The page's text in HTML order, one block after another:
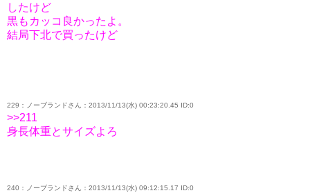
したけど
黒もカッコ良かったよ。
結局下北で買ったけど
229：ノーブランドさん：2013/11/13(水) 00:23:20.45 ID:0
>>211
身長体重とサイズよろ
240：ノーブランドさん：2013/11/13(水) 09:12:15.17 ID:0